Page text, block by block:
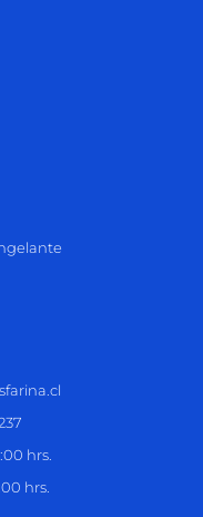
hrs.
hrs.